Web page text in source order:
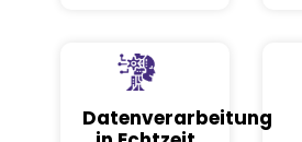
Datenverarbeitung